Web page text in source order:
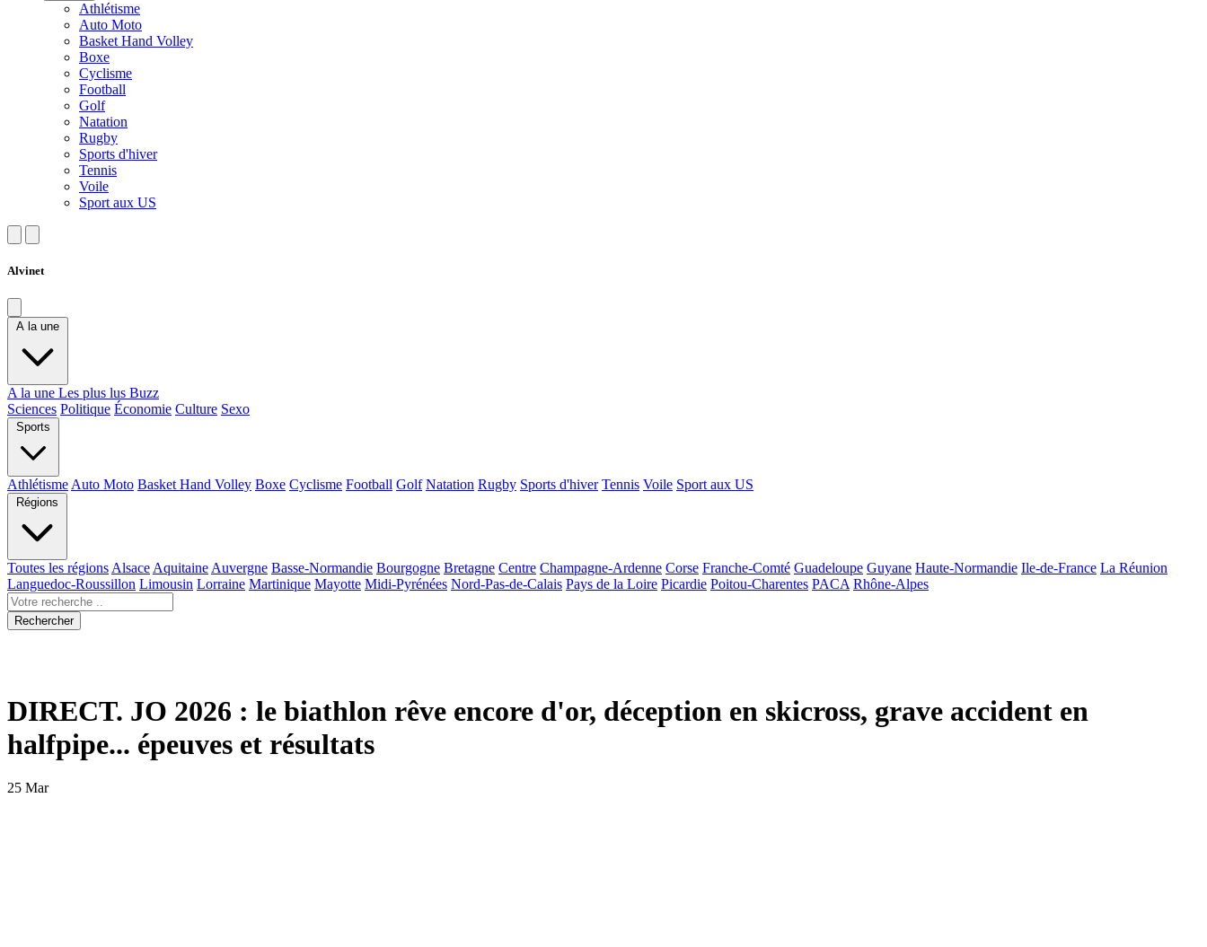
Athlétisme
Auto Moto
Basket Hand Volley
Boxe
Cyclisme
Football
Golf
Natation
Rugby
Sports d'hiver
Tennis
Voile
Sport aux US
Alvinet
A la une
A la une Les plus lus Buzz
Sciences Politique Économie Culture Sexo
Sports
Athlétisme Auto Moto Basket Hand Volley Boxe Cyclisme Football Golf Natation Rugby Sports d'hiver Tennis Voile Sport aux US
Régions
Toutes les régions Alsace Aquitaine Auvergne Basse-Normandie Bourgogne Bretagne Centre Champagne-Ardenne Corse Franche-Comté Guadeloupe Guyane Haute-Normandie Ile-de-France La Réunion
Languedoc-Roussillon Limousin Lorraine Martinique Mayotte Midi-Pyrénées Nord-Pas-de-Calais Pays de la Loire Picardie Poitou-Charentes PACA Rhône-Alpes
Rechercher
DIRECT. JO 2026 : le biathlon rêve encore d'or, déception en skicross, grave accident en
halfpipe... épeuves et résultats
25 Mar